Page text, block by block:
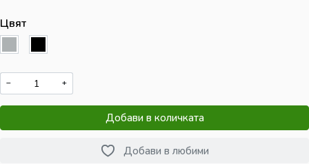
Цвят
− +
Добави в количката
Добави в любими